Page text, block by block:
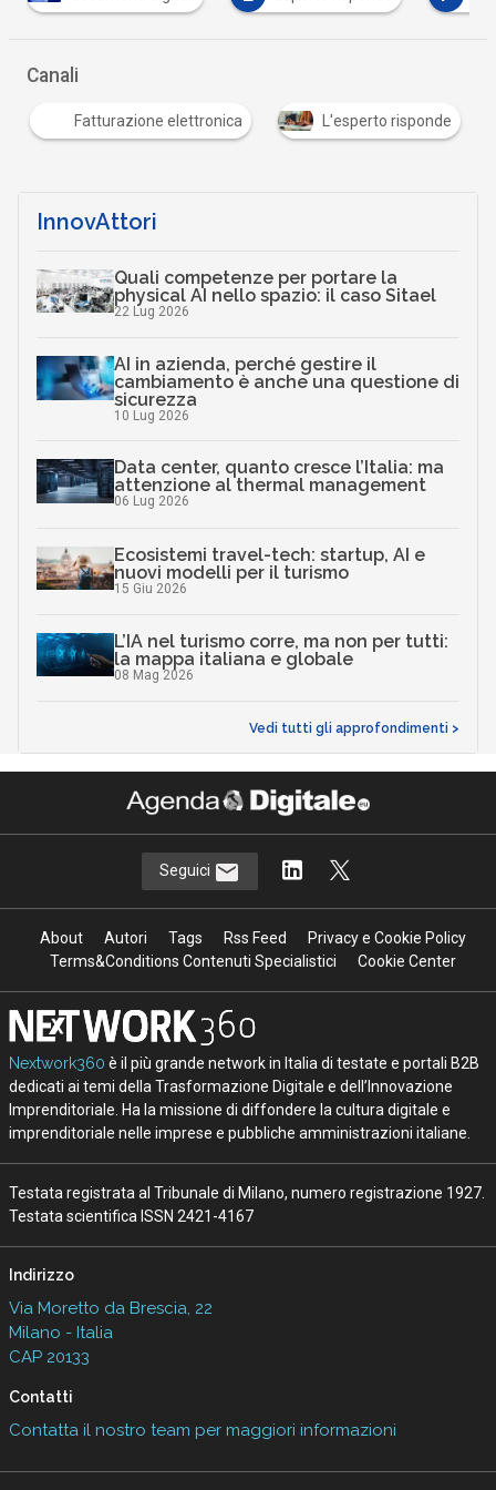
Canali
Fatturazione elettronica L'esperto risponde
InnovAttori
Quali competenze per portare la
physical AI nello spazio: il caso Sitael
22 Lug 2026
AI in azienda, perché gestire il
cambiamento è anche una questione di
sicurezza
10 Lug 2026
Data center, quanto cresce l’Italia: ma
attenzione al thermal management
06 Lug 2026
Ecosistemi travel-tech: startup, AI e
nuovi modelli per il turismo
15 Giu 2026
L’IA nel turismo corre, ma non per tutti:
la mappa italiana e globale
08 Mag 2026
Vedi tutti gli approfondimenti >
Seguici
About Autori Tags Rss Feed
Privacy e Cookie Policy
Terms&Conditions Contenuti Specialistici
Cookie Center
Nextwork360 è il più grande network in Italia di testate e portali B2B
dedicati ai temi della Trasformazione Digitale e dell’Innovazione
Imprenditoriale. Ha la missione di diffondere la cultura digitale e
imprenditoriale nelle imprese e pubbliche amministrazioni italiane.
Testata registrata al Tribunale di Milano, numero registrazione 1927.
Testata scientifica ISSN 2421-4167
Indirizzo
Via Moretto da Brescia, 22
Milano - Italia
CAP 20133
Contatti
Contatta il nostro team per maggiori informazioni